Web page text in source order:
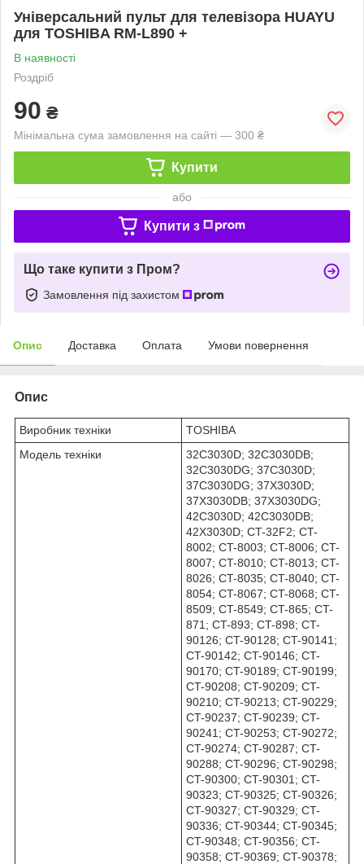
Універсальний пульт для телевізора HUAYU
для TOSHIBA RM-L890 +
В наявності
Роздріб
90 ₴
Мінімальна сума замовлення на сайті — 300 ₴
Купити
або
Купити з
Що таке купити з Пром?
Замовлення під захистом
Опис Доставка Оплата Умови повернення
Опис
Виробник техніки
TOSHIBA
Модель техніки
32C3030D; 32C3030DB;
32C3030DG; 37C3030D;
37C3030DG; 37X3030D;
37X3030DB; 37X3030DG;
42C3030D; 42C3030DB;
42X3030D; CT-32F2; CT-
8002; CT-8003; CT-8006; CT-
8007; CT-8010; CT-8013; CT-
8026; CT-8035; CT-8040; CT-
8054; CT-8067; CT-8068; CT-
8509; CT-8549; CT-865; CT-
871; CT-893; CT-898; CT-
90126; CT-90128; CT-90141;
CT-90142; CT-90146; CT-
90170; CT-90189; CT-90199;
CT-90208; CT-90209; CT-
90210; CT-90213; CT-90229;
CT-90237; CT-90239; CT-
90241; CT-90253; CT-90272;
CT-90274; CT-90287; CT-
90288; CT-90296; CT-90298;
CT-90300; CT-90301; CT-
90323; CT-90325; CT-90326;
CT-90327; CT-90329; CT-
90336; CT-90344; CT-90345;
CT-90348; CT-90356; CT-
90358; CT-90369; CT-90378;